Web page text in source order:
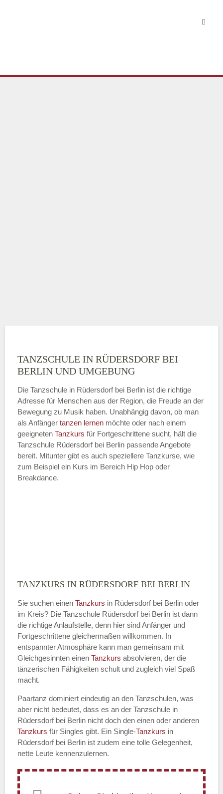
TANZSCHULE IN RÜDERSDORF BEI
BERLIN UND UMGEBUNG
Die Tanzschule in Rüdersdorf bei Berlin ist die richtige
Adresse für Menschen aus der Region, die Freude an der
Bewegung zu Musik haben. Unabhängig davon, ob man
als Anfänger tanzen lernen möchte oder nach einem
geeigneten Tanzkurs für Fortgeschrittene sucht, hält die
Tanzschule Rüdersdorf bei Berlin passende Angebote
bereit. Mitunter gibt es auch speziellere Tanzkurse, wie
zum Beispiel ein Kurs im Bereich Hip Hop oder
Breakdance.
TANZKURS IN RÜDERSDORF BEI BERLIN
Sie suchen einen Tanzkurs in Rüdersdorf bei Berlin oder
im Kreis? Die Tanzschule Rüdersdorf bei Berlin ist dann
die richtige Anlaufstelle, denn hier sind Anfänger und
Fortgeschrittene gleichermaßen willkommen. In
entspannter Atmosphäre kann man gemeinsam mit
Gleichgesinnten einen Tanzkurs absolvieren, der die
tänzerischen Fähigkeiten schult und zugleich viel Spaß
macht.
Paartanz dominiert eindeutig an den Tanzschulen, was
aber nicht bedeutet, dass es an der Tanzschule in
Rüdersdorf bei Berlin nicht doch den einen oder anderen
Tanzkurs für Singles gibt. Ein Single-Tanzkurs in
Rüdersdorf bei Berlin ist zudem eine tolle Gelegenheit,
nette Leute kennenzulernen.